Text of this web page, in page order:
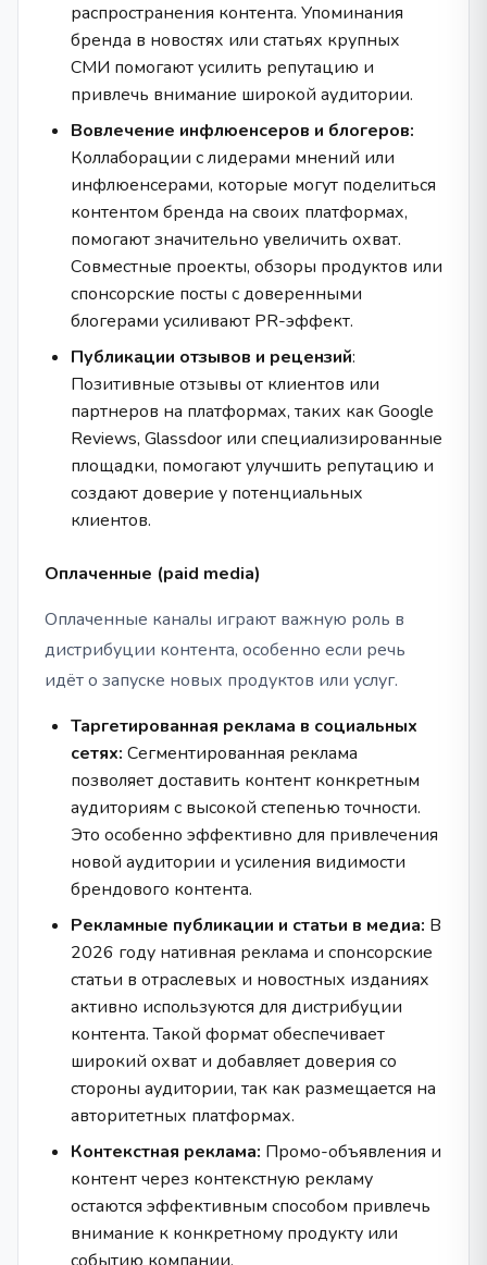
распространения контента. Упоминания
бренда в новостях или статьях крупных
СМИ помогают усилить репутацию и
привлечь внимание широкой аудитории.
Вовлечение инфлюенсеров и блогеров:
Коллаборации с лидерами мнений или
инфлюенсерами, которые могут поделиться
контентом бренда на своих платформах,
помогают значительно увеличить охват.
Совместные проекты, обзоры продуктов или
спонсорские посты с доверенными
блогерами усиливают PR-эффект.
Публикации отзывов и рецензий:
Позитивные отзывы от клиентов или
партнеров на платформах, таких как Google
Reviews, Glassdoor или специализированные
площадки, помогают улучшить репутацию и
создают доверие у потенциальных
клиентов.
Оплаченные (paid media)
Оплаченные каналы играют важную роль в
дистрибуции контента, особенно если речь
идёт о запуске новых продуктов или услуг.
Таргетированная реклама в социальных
сетях: Сегментированная реклама
позволяет доставить контент конкретным
аудиториям с высокой степенью точности.
Это особенно эффективно для привлечения
новой аудитории и усиления видимости
брендового контента.
Рекламные публикации и статьи в медиа: В
2026 году нативная реклама и спонсорские
статьи в отраслевых и новостных изданиях
активно используются для дистрибуции
контента. Такой формат обеспечивает
широкий охват и добавляет доверия со
стороны аудитории, так как размещается на
авторитетных платформах.
Контекстная реклама: Промо-объявления и
контент через контекстную рекламу
остаются эффективным способом привлечь
внимание к конкретному продукту или